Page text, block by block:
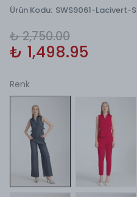
Ürün Kodu: SWS9061-Lacivert-S
₺ 2,750.00
₺ 1,498.95
Renk